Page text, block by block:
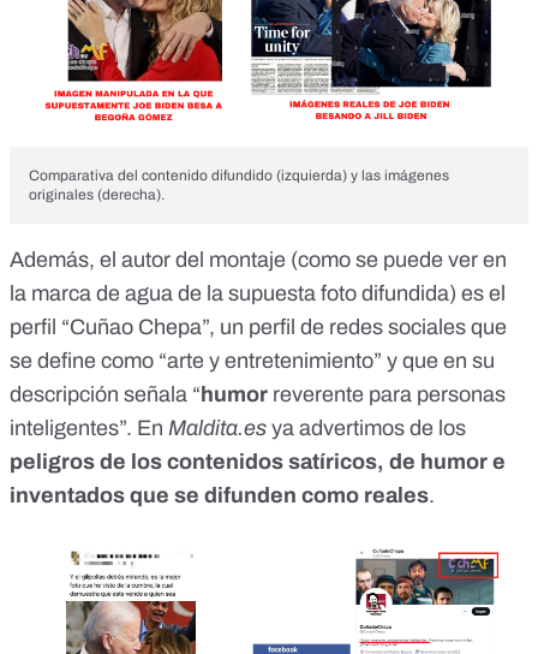
Comparativa del contenido difundido (izquierda) y las imágenes
originales (derecha).
Además, el autor del montaje (como se puede ver en
la marca de agua de la supuesta foto difundida) es el
perfil “Cuñao Chepa”, un perfil de redes sociales que
se define como “arte y entretenimiento” y que en su
descripción señala “humor reverente para personas
inteligentes”. En Maldita.es ya advertimos de los
peligros de los contenidos satíricos, de humor e
inventados que se difunden como reales.